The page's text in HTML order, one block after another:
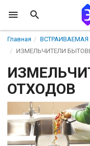
Главная
ВСТРАИВАЕМАЯ
ИЗМЕЛЬЧИТЕЛИ
ОТХОДОВ